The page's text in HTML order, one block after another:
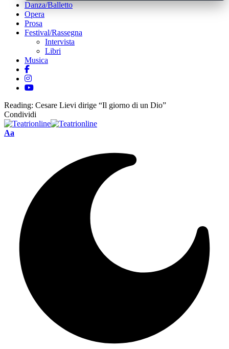
Danza/Balletto
Opera
Prosa
Festival/Rassegna
Intervista
Libri
Musica
Reading: Cesare Lievi dirige “Il giorno di un Dio”
Condividi
Font
Aa